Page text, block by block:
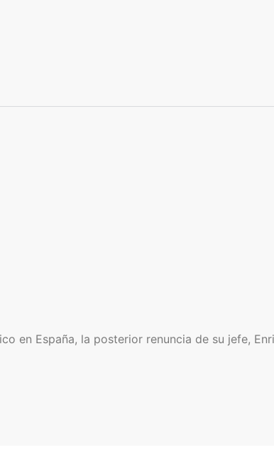
en España, la posterior renuncia de su jefe,